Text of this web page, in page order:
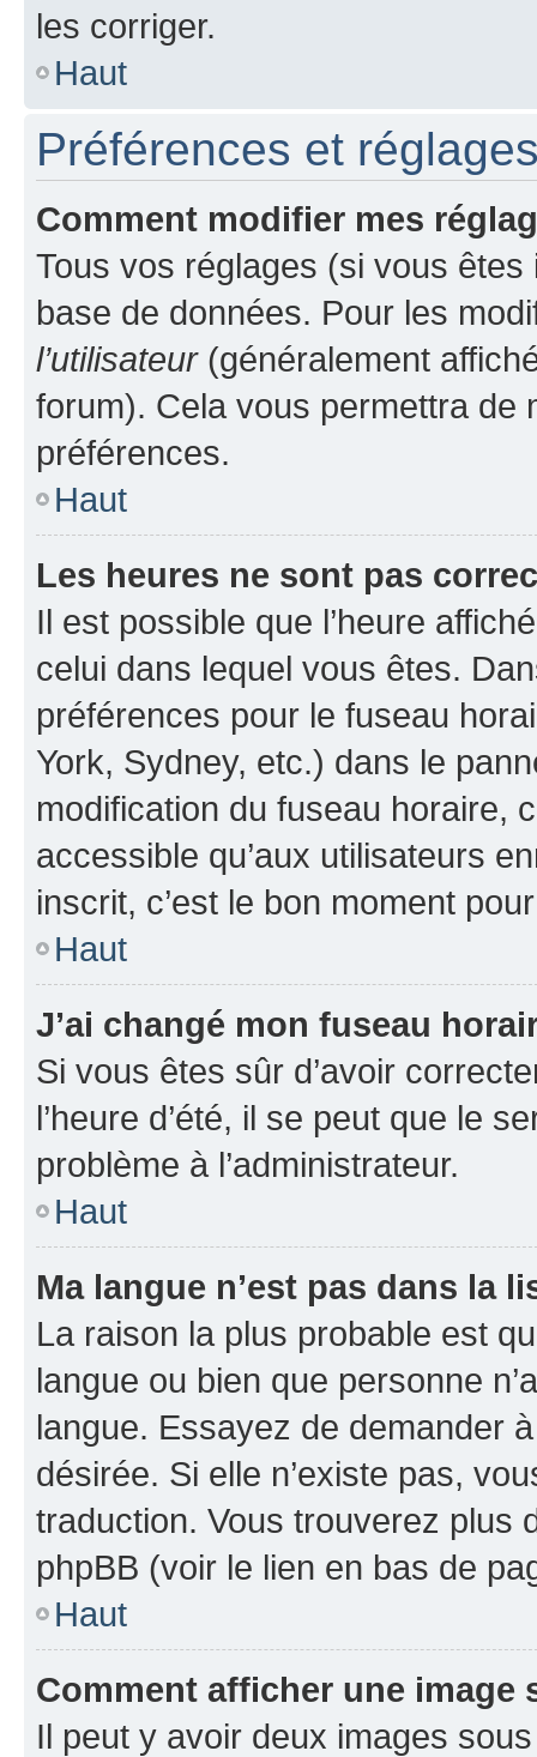
les corriger.
Haut
Préférences et
Comment modifier mes
Tous vos réglages (si vous
base de données. Pour les
l’utilisateur(généralement
forum). Cela vous permettra de
préférences.
Haut
Les heures ne sont pas
Il est possible que l’heure
celui dans lequel vous êtes.
préférences pour le fuseau
York, Sydney, etc.) dans le
modification du fuseau horaire,
accessible qu’aux utilisateurs
inscrit, c’est le bon moment
Haut
J’ai changé mon fuseau
Si vous êtes sûr d’avoir
l’heure d’été, il se peut que le
problème à l’administrateur.
Haut
Ma langue n’est pas dans la
La raison la plus probable est
langue ou bien que personne
langue. Essayez de demander
désirée. Si elle n’existe pas,
traduction. Vous trouverez plus
phpBB (voir le lien en bas de
Haut
Comment afficher une image
Il peut y avoir deux images